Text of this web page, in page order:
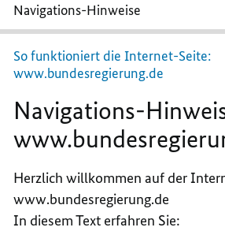
Navigations-Hinweise
Navigations-
Hinweise
So funktioniert die Internet-Seite:
www.bundesregierung.de
Navigations-
Herzlich willkommen auf der
www.bundesregierung.de
In diesem Text erfahren Sie: